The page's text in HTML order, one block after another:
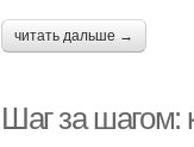
читать дальше →
Шаг за шагом: